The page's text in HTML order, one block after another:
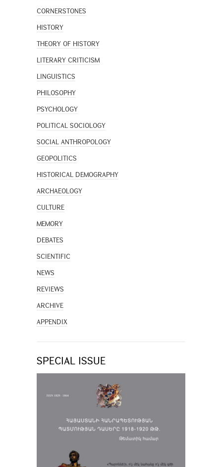
CORNERSTONES
HISTORY
THEORY OF HISTORY
LITERARY CRITICISM
LINGUISTICS
PHILOSOPHY
PSYCHOLOGY
POLITICAL SOCIOLOGY
SOCIAL ANTHROPOLOGY
GEOPOLITICS
HISTORICAL DEMOGRAPHY
ARCHAEOLOGY
CULTURE
MEMORY
DEBATES
SCIENTIFIC
NEWS
REVIEWS
ARCHIVE
APPENDIX
SPECIAL ISSUE